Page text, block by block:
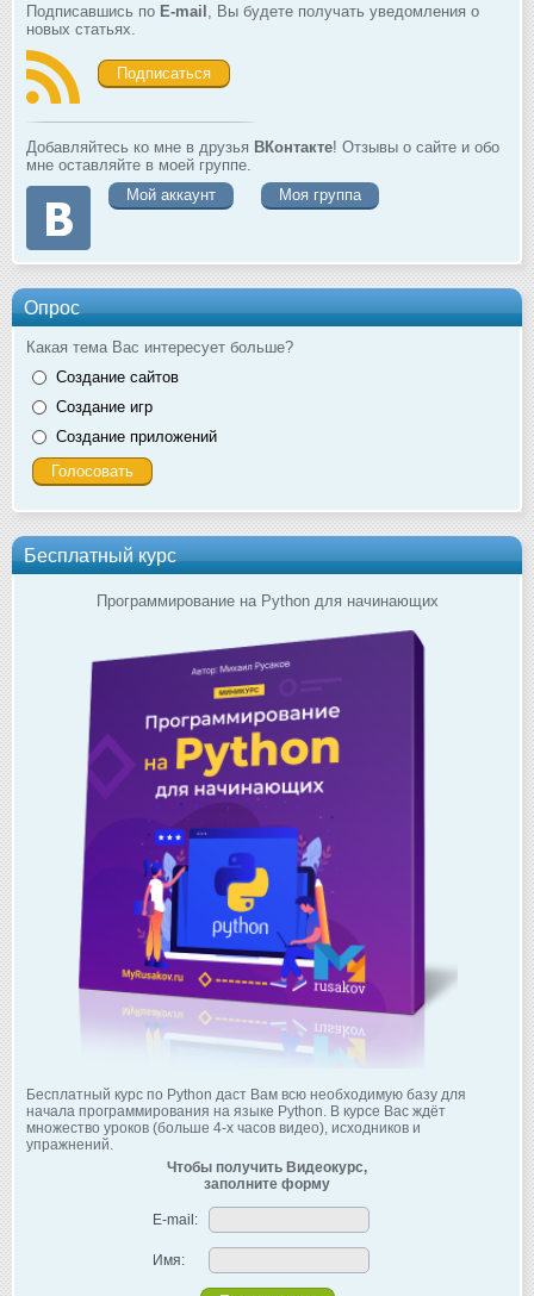
Подписавшись по E-mail , Вы будете получать уведомления о
новых статьях.
Подписаться
Добавляйтесь ко мне в друзья ВКонтакте! Отзывы о сайте и обо
мне оставляйте в моей группе.
Мой аккаунт
Моя группа
Опрос
Какая тема Вас интересует больше?
Создание сайтов
Создание игр
Создание приложений
Бесплатный курс
Программирование на Python для начинающих
Бесплатный курс по Python даст Вам всю необходимую базу для
начала программирования на языке Python. В курсе Вас ждёт
множество уроков (больше 4-х часов видео), исходников и
упражнений.
Чтобы получить Видеокурс,
заполните форму
E-mail:
Имя: